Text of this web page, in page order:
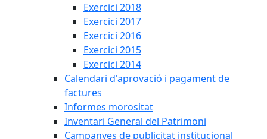
Exercici 2018
Exercici 2017
Exercici 2016
Exercici 2015
Exercici 2014
Calendari d'aprovació i pagament de
factures
Informes morositat
Inventari General del Patrimoni
Campanyes de publicitat institucional